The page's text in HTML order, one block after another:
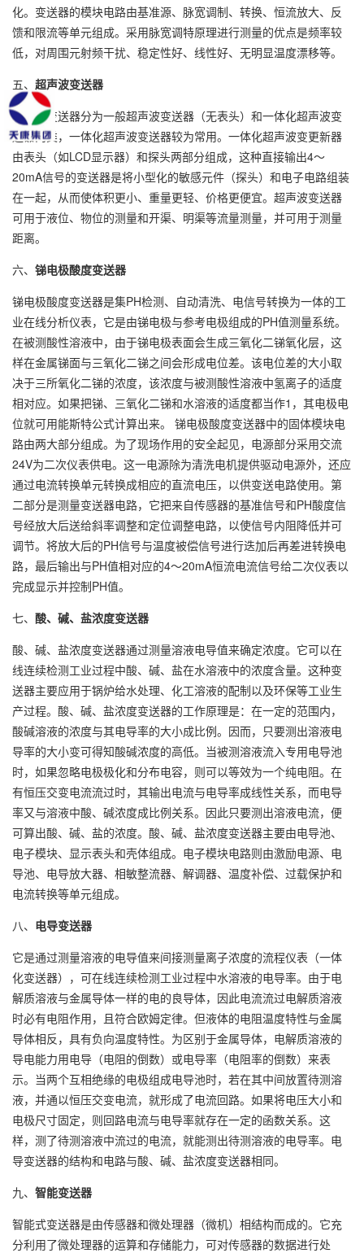
化。变送器的模块电路由基准源、脉宽调制、转换、恒流放大、反
馈和限流等单元组成。采用脉宽调特原理进行测量的优点是频率较
低，对周围元射频干扰、稳定性好、线性好、无明显温度漂移等。
五、 超声波变送器
超声波变送器分为一般超声波变送器（无表头）和一体化超声波变
送器两类，一体化超声波变送器较为常用。一体化超声波变更新器
由表头（如LCD显示器）和探头两部分组成，这种直接输出4～
20mA信号的变送器是将小型化的敏感元件（探头）和电子电路组装
在一起，从而使体积更小、重量更轻、价格更便宜。超声波变送器
可用于液位、物位的测量和开渠、明渠等流量测量，并可用于测量
距离。
六、 锑电极酸度变送器
锑电极酸度变送器是集PH检测、自动清洗、电信号转换为一体的工
业在线分析仪表，它是由锑电极与参考电极组成的PH值测量系统。
在被测酸性溶液中，由于锑电极表面会生成三氧化二锑氧化层，这
样在金属锑面与三氧化二锑之间会形成电位差。该电位差的大小取
决于三所氧化二锑的浓度，该浓度与被测酸性溶液中氢离子的适度
相对应。如果把锑、三氧化二锑和水溶液的适度都当作1，其电极电
位就可用能斯特公式计算出来。 锑电极酸度变送器中的固体模块电
路由两大部分组成。为了现场作用的安全起见，电源部分采用交流
24V为二次仪表供电。这一电源除为清洗电机提供驱动电源外，还应
通过电流转换单元转换成相应的直流电压，以供变送电路使用。第
二部分是测量变送器电路，它把来自传感器的基准信号和PH酸度信
号经放大后送给斜率调整和定位调整电路，以使信号内阻降低并可
调节。将放大后的PH信号与温度被偿信号进行迭加后再差进转换电
路，最后输出与PH值相对应的4～20mA恒流电流信号给二次仪表以
完成显示并控制PH值。
七、 酸、碱、盐浓度变送器
酸、碱、盐浓度变送器通过测量溶液电导值来确定浓度。它可以在
线连续检测工业过程中酸、碱、盐在水溶液中的浓度含量。这种变
送器主要应用于锅炉给水处理、化工溶液的配制以及环保等工业生
产过程。酸、碱、盐浓度变送器的工作原理是：在一定的范围内，
酸碱溶液的浓度与其电导率的大小成比例。因而，只要测出溶液电
导率的大小变可得知酸碱浓度的高低。当被测溶液流入专用电导池
时，如果忽略电极极化和分布电容，则可以等效为一个纯电阻。在
有恒压交变电流流过时，其输出电流与电导率成线性关系，而电导
率又与溶液中酸、碱浓度成比例关系。因此只要测出溶液电流，便
可算出酸、碱、盐的浓度。酸、碱、盐浓度变送器主要由电导池、
电子模块、显示表头和壳体组成。电子模块电路则由激励电源、电
导池、电导放大器、相敏整流器、解调器、温度补偿、过载保护和
电流转换等单元组成。
八、 电导变送器
它是通过测量溶液的电导值来间接测量离子浓度的流程仪表（一体
化变送器），可在线连续检测工业过程中水溶液的电导率。由于电
解质溶液与金属导体一样的电的良导体，因此电流流过电解质溶液
时必有电阻作用，且符合欧姆定律。但液体的电阻温度特性与金属
导体相反，具有负向温度特性。为区别于金属导体，电解质溶液的
导电能力用电导（电阻的倒数）或电导率（电阻率的倒数）来表
示。当两个互相绝缘的电极组成电导池时，若在其中间放置待测溶
液，并通以恒压交变电流，就形成了电流回路。如果将电压大小和
电极尺寸固定，则回路电流与电导率就存在一定的函数关系。这
样，测了待测溶液中流过的电流，就能测出待测溶液的电导率。电
导变送器的结构和电路与酸、碱、盐浓度变送器相同。
九、 智能变送器
智能式变送器是由传感器和微处理器（微机）相结构而成的。它充
分利用了微处理器的运算和存储能力，可对传感器的数据进行处